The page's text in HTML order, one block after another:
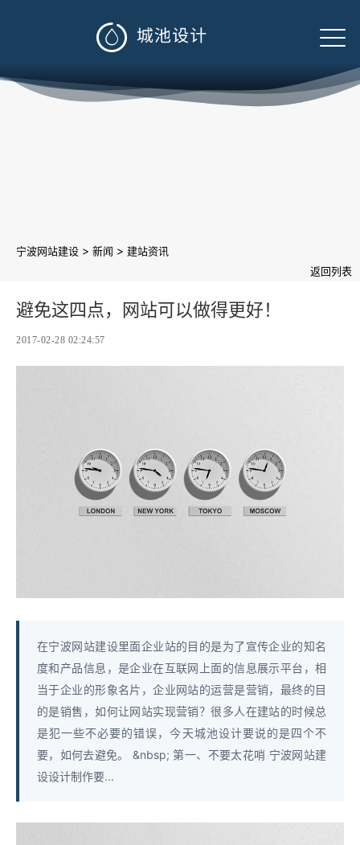

宁波网站建设 > 新闻 > 建站资讯
返回列表
避免这四点，网站可以做得更好！
2017-02-28 02:24:57
在宁波网站建设里面企业站的目的是为了宣传企业的知名
度和产品信息，是企业在互联网上面的信息展示平台，相
当于企业的形象名片，企业网站的运营是营销，最终的目
的是销售，如何让网站实现营销？很多人在建站的时候总
是犯一些不必要的错误，今天城池设计要说的是四个不
要，如何去避免。 &nbsp; 第一、不要太花哨 宁波网站建
设设计制作要...